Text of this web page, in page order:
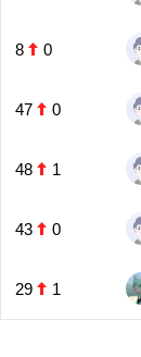
8 0
47 0
48 1
43 0
29 1